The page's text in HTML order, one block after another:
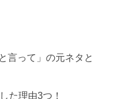
言って」の元ネタと
た理由3つ！